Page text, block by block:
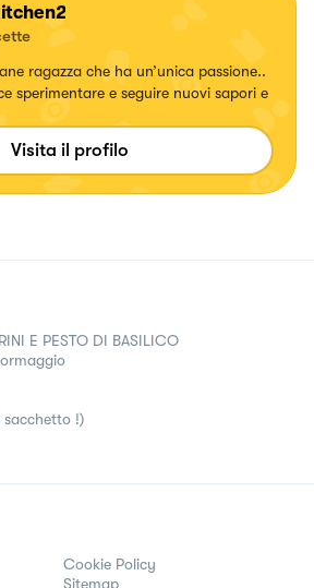
ragazza che ha un’unica passione..
sperimentare e seguire nuovi sapori e
Visita il profilo
E PESTO DI BASILICO
sacchetto !)
Cookie Policy
Sitemap